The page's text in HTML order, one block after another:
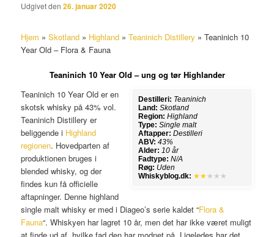
Udgivet den26. januar 2020
Hjem »Skotland » Highland »Teaninich Distillery »Teaninich 10
Year Old – Flora & Fauna
Teaninich 10 Year Old – ung og tør Highlander
Destilleri: Teaninich
Land: Skotland
Region: Highland
Type: Single malt
Aftapper: Destilleri
ABV: 43%
Alder: 10 år
Fadtype: N/A
Røg: Uden
Whiskyblog.dk: ★★ ★★★
Teaninich 10 Year Old er en
skotsk whisky på 43% vol.
Teaninich Distillery er
beliggende i Highland
regionen. Hovedparten af
produktionen bruges i
blended whisky, og der
findes kun få officielle
aftapninger. Denne highland
single malt whisky er med i Diageo’s serie kaldet “Flora &
Fauna“. Whiskyen har lagret 10 år, men det har ikke været muligt